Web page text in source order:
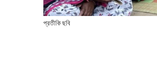
প্রতীকি ছবি